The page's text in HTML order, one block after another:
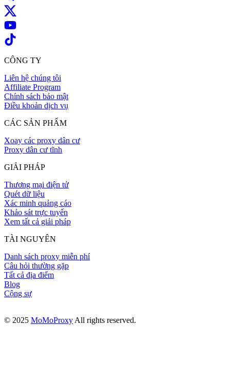
CÔNG TY
Liên hệ chúng tôi
Affiliate Program
Chính sách bảo mật
Điều khoản dịch vụ
CÁC SẢN PHẨM
Xoay các proxy dân cư
Proxy dân cư tĩnh
GIẢI PHÁP
Thương mại điện tử
Quét dữ liệu
Xác minh quảng cáo
Khảo sát trực tuyến
Xem tất cả giải pháp
TÀI NGUYÊN
Danh sách proxy miễn phí
Câu hỏi thường gặp
Tất cả địa điểm
Blog
Cộng sự
© 2025 MoMoProxy All rights reserved.